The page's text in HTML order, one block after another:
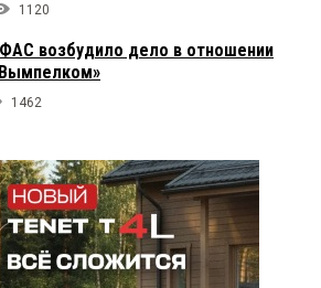
1120
возбудило дело в отношении
1462